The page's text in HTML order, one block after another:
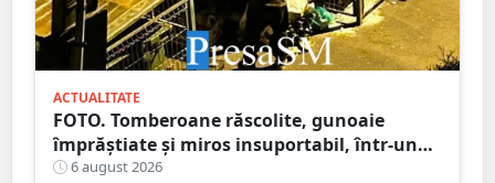
ACTUALITATE
FOTO. Tomberoane răscolite, gunoaie
împrăștiate și miros insuportabil, într-un
cartier al Sătmarului
6 august 2026